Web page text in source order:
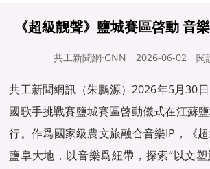
《超級靓聲》鹽城賽區啓動 音
共工新聞網·GNN 2026-06-02 閱
共工新聞網訊（朱鵬源）2026年5月30
國歌手挑戰賽鹽城賽區啓動儀式在江蘇
行。作爲國家級農文旅融合音樂IP，《
鹽阜大地，以音樂爲紐帶，探索“以文